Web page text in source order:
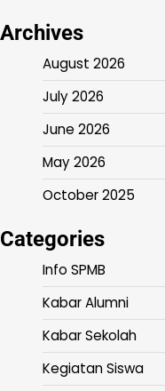
Archives
August 2026
July 2026
June 2026
May 2026
October 2025
Categories
Info SPMB
Kabar Alumni
Kabar Sekolah
Kegiatan Siswa